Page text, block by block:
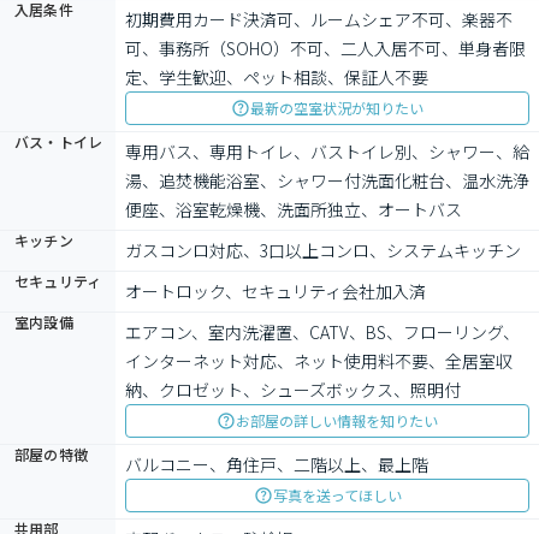
入居条件
初期費用カード決済可、ルームシェア不可、楽器不
可、事務所（SOHO）不可、二人入居不可、単身者限
定、学生歓迎、ペット相談、保証人不要
最新の空室状況が知りたい
バス・トイレ
専用バス、専用トイレ、バストイレ別、シャワー、給
湯、追焚機能浴室、シャワー付洗面化粧台、温水洗浄
便座、浴室乾燥機、洗面所独立、オートバス
キッチン ガスコンロ対応、3口以上コンロ、システムキッチン
セキュリティ オートロック、セキュリティ会社加入済
室内設備
エアコン、室内洗濯置、CATV、BS、フローリング、
インターネット対応、ネット使用料不要、全居室収
納、クロゼット、シューズボックス、照明付
お部屋の詳しい情報を知りたい
部屋の特徴
バルコニー、角住戸、二階以上、最上階
写真を送ってほしい
共用部